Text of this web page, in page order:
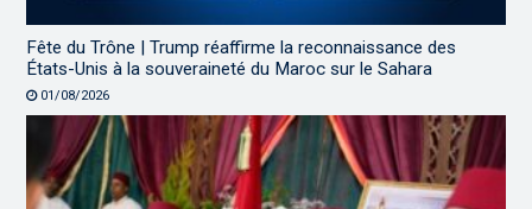
Fête du Trône | Trump réaffirme la reconnaissance des
États-Unis à la souveraineté du Maroc sur le Sahara
01/08/2026